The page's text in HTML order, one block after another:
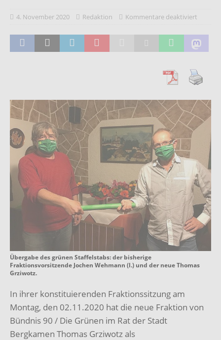
4. November 2020 Redaktion Kommentare deaktiviert
Übergabe des grünen Staffelstabs: der bisherige
Fraktionsvorsitzende Jochen Wehmann (l.) und der neue Thomas
Grziwotz.
In ihrer konstituierenden Fraktionssitzung am
Montag, den 02.11.2020 hat die neue Fraktion von
Bündnis 90 / Die Grünen im Rat der Stadt
Bergkamen Thomas Grziwotz als